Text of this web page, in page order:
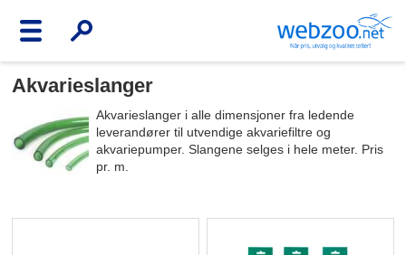
Akvarieslanger
Akvarieslanger i alle dimensjoner fra ledende
leverandører til utvendige akvariefiltre og
akvariepumper. Slangene selges i hele meter. Pris
pr. m.